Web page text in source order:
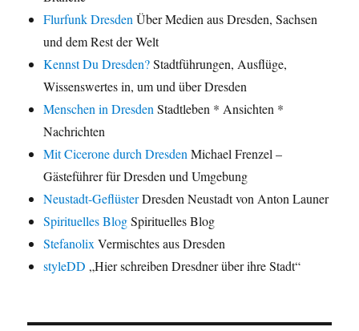
Flurfunk DresdenÜber Medien aus Dresden, Sachsen
und dem Rest der Welt
Kennst Du Dresden?Stadtführungen, Ausflüge,
Wissenswertes in, um und über Dresden
Menschen in DresdenStadtleben * Ansichten *
Nachrichten
Mit Cicerone durch DresdenMichael Frenzel –
Gästeführer für Dresden und Umgebung
Neustadt-GeflüsterDresden Neustadt von Anton Launer
Spirituelles BlogSpirituelles Blog
StefanolixVermischtes aus Dresden
styleDD „Hier schreiben Dresdner über ihre Stadt“